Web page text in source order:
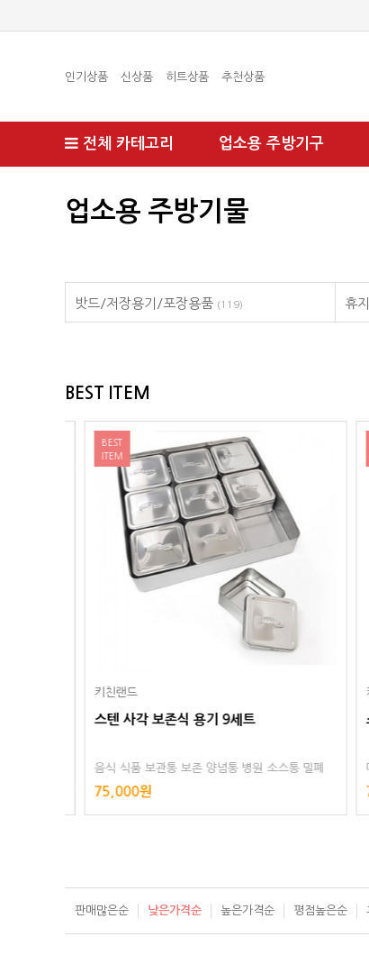
인기상품 신상품 히트상품 추천상품
전체 카테고리 업소용 주방기구
업소용 주방기물
밧드/저장용기/포장용품 (119) 휴
BEST ITEM
BEST
ITEM
키친랜드
스텐 멸치통 10호 INF-10
다시망 육수 육수용 육수망 멸치 육수통 거름망 다
시통 스텐레스 스텐리스 다시다통 다시다
75,000원
키
판매많은순 낮은가격순 높은가격순 평점높은순